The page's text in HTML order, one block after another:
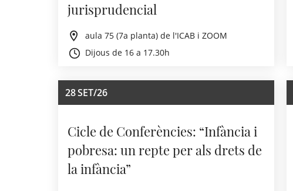
jurisprudencial
aula 75 (7a planta) de l'ICAB i ZOOM
Dijous de 16 a 17.30h
28SET/26
Cicle de Conferències: “Infància i
pobresa: un repte per als drets de
la infància”